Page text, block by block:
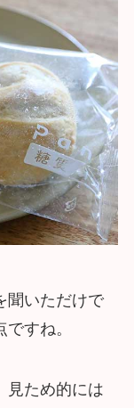
聞いただけで
すね。
見ため的には